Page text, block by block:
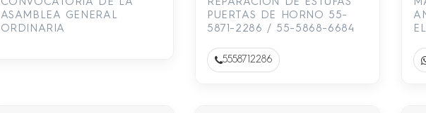
CONVOCATORIA DE LA
ASAMBLEA GENERAL
ORDINARIA
REPARACION DE ESTUFAS
PUERTAS DE HORNO 55-
5871-2286 / 55-5868-6684
5558712286